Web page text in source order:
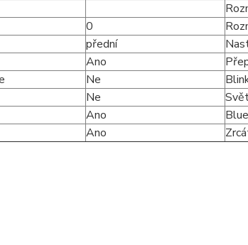
0
přední
Ano
Ne
Ne
Ano
Ano